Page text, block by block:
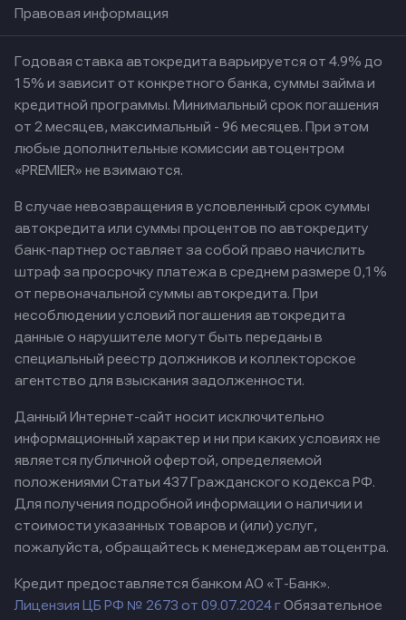
Правовая информация
Годовая ставка автокредита варьируется от 4.9% до
15% и зависит от конкретного банка, суммы займа и
кредитной программы. Минимальный срок погашения
от 2 месяцев, максимальный - 96 месяцев. При этом
любые дополнительные комиссии автоцентром
«PREMIER» не взимаются.
В случае невозвращения в условленный срок суммы
автокредита или суммы процентов по автокредиту
банк-партнер оставляет за собой право начислить
штраф за просрочку платежа в среднем размере 0,1%
от первоначальной суммы автокредита. При
несоблюдении условий погашения автокредита
данные о нарушителе могут быть переданы в
специальный реестр должников и коллекторское
агентство для взыскания задолженности.
Данный Интернет-сайт носит исключительно
информационный характер и ни при каких условиях не
является публичной офертой, определяемой
положениями Статьи 437 Гражданского кодекса РФ.
Для получения подробной информации о наличии и
стоимости указанных товаров и (или) услуг,
пожалуйста, обращайтесь к менеджерам автоцентра.
Кредит предоставляется банком АО «Т-Банк».
Лицензия ЦБ РФ № 2673 от 09.07.2024 гОбязательное